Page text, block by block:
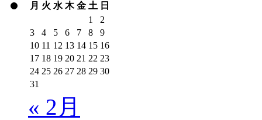
月 火 水 木 金 土 日
1
2
3
4 5 6 7 8
9
10 11 12 13 14 15 16
17 18 19 20 21 22 23
24 25 26 27 28 29 30
31
« 2月